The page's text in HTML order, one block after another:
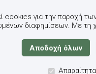
cookies για την παροχή
διαφημίσεων. Με